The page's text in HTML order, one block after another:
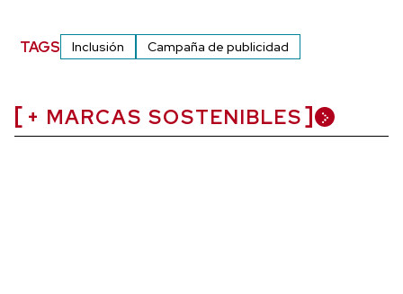
TAGS Inclusión Campaña de publicidad
+ MARCAS SOSTENIBLES